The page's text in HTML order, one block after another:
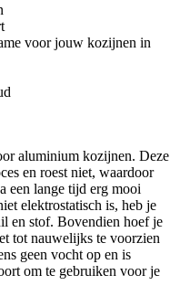
voor jouw kozijnen in
aluminium kozijnen. Deze
en roest niet, waardoor
een lange tijd erg mooi
elektrostatisch is, heb je
en stof. Bovendien hoef je
tot nauwelijks te voorzien
geen vocht op en is
om te gebruiken voor je